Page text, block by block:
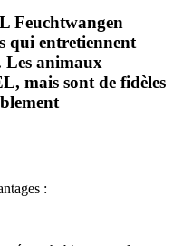
Feuchtwangen
qui entretiennent
Les animaux
, mais sont de fidèles
: